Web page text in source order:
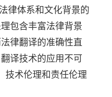
律体系和文化背景的
包含丰富法律背景
律翻译的准确性直
译技术的应用不可
技术伦理和责任伦理